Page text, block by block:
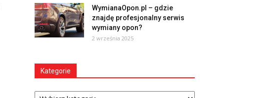
WymianaOpon.pl – gdzie
znajdę profesjonalny serwis
wymiany opon?
2 września 2025
Kategorie
Kategorie